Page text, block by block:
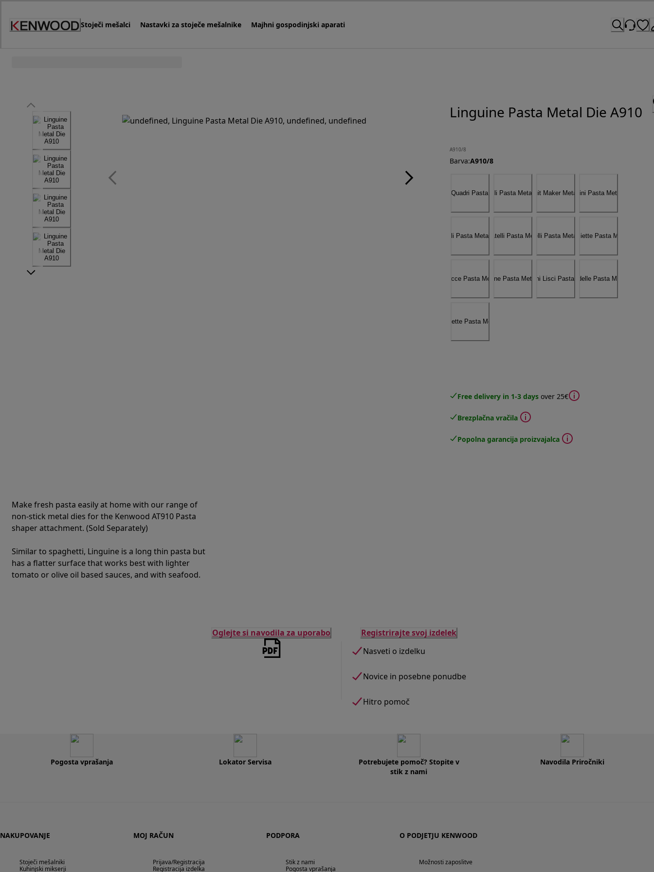
Content
Stoječi mešalci Nastavki za stoječe mešalnike Majhni gospodinjski aparati
Linguine Pasta Metal Die A910
A910/8
Barva:A910/8
Free delivery in 1-3 days over 25€
Brezplačna vračila
Popolna garancija proizvajalca
Make fresh pasta easily at home with our range of
non-stick metal dies for the Kenwood AT910 Pasta
shaper attachment. (Sold Separately)
Similar to spaghetti, Linguine is a long thin pasta but
has a flatter surface that works best with lighter
tomato or olive oil based sauces, and with seafood.
Oglejte si navodila za uporabo
Registrirajte svoj izdelek
Nasveti o izdelku
Novice in posebne ponudbe
Hitro pomoč
Pogosta vprašanja Lokator Servisa
Potrebujete pomoč? Stopite v
stik z nami
Navodila Priročniki
NAKUPOVANJE
Stoječi mešalniki
Kuhinjski mikserji
MOJ RAČUN
Prijava/Registracija
Registracija izdelka
PODPORA
Stik z nami
Pogosta vprašanja
O PODJETJU KENWOOD
Možnosti zaposlitve